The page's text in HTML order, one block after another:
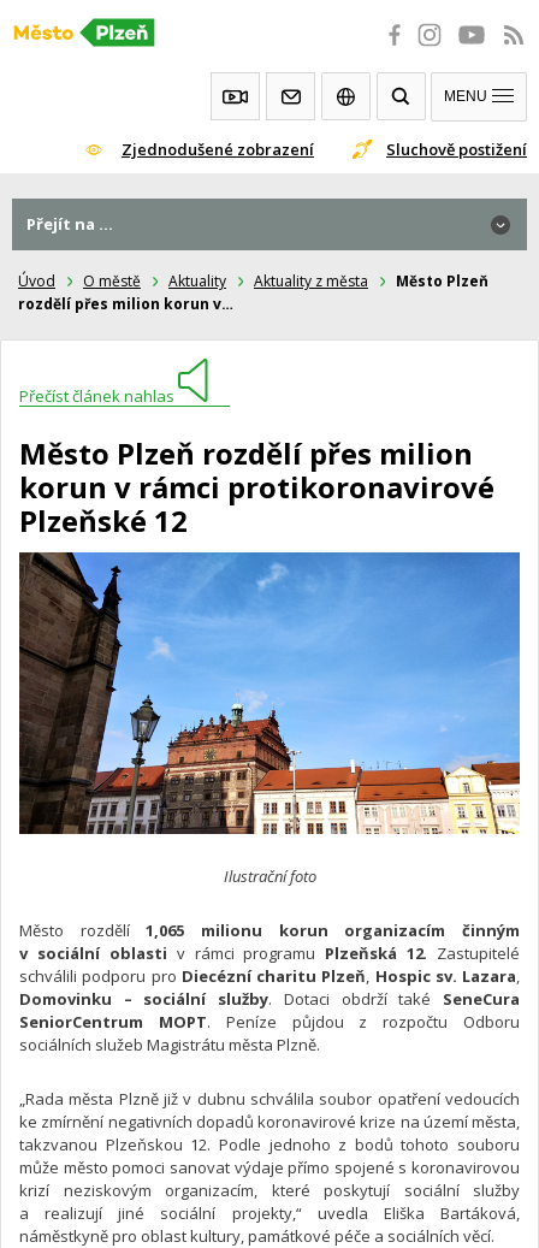
Přeskočit
Zjednodušené zobrazení Sluchově postižení
MENU
Úvod O městě Aktuality Aktuality z města
Město Plzeň
rozdělí přes milion korun v…
Přečíst článek nahlas
Město Plzeň rozdělí přes milion
korun v rámci protikoronavirové
Plzeňské 12
Ilustrační foto
Město rozdělí1,065 milionu korun organizacím činným
v sociální oblasti v rámci programu Plzeňská 12. Zastupitelé
schválili podporu pro Diecézní charitu Plzeň, Hospic sv. Lazara,
Domovinku – sociální služby. Dotaci obdrží také SeneCura
SeniorCentrum MOPT. Peníze půjdou z rozpočtu Odboru
sociálních služeb Magistrátu města Plzně.
„Rada města Plzně již v dubnu schválila soubor opatření vedoucích
ke zmírnění negativních dopadů koronavirové krize na území města,
takzvanou Plzeňskou 12. Podle jednoho z bodů tohoto souboru
může město pomoci sanovat výdaje přímo spojené s koronavirovou
krizí neziskovým organizacím, které poskytují sociální služby
a realizují jiné sociální projekty,“ uvedla Eliška Bartáková,
náměstkyně pro oblast kultury, památkové péče a sociálních věcí.
Přejít na ...